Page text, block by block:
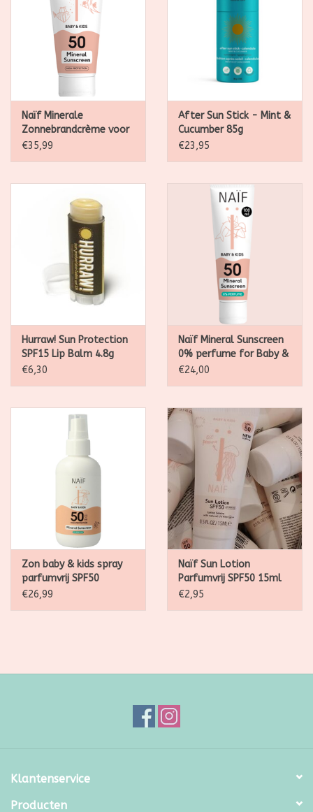
Naïf Minerale
Zonnebrandcrème voor
Baby & Kids Factor 50
€35,99
After Sun Stick - Mint &
Cucumber 85g
€23,95
Hurraw! Sun Protection
SPF15 Lip Balm 4.8g
€6,30
Naïf Mineral Sunscreen
0% perfume for Baby &
Kids SPF50 100ML
€24,00
Zon baby & kids spray
parfumvrij SPF50
€26,99
Naïf Sun Lotion
Parfumvrij SPF50 15ml
€2,95
Klantenservice
Producten